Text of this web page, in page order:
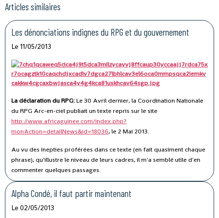
Articles similaires
Les dénonciations indignes du RPG et du gouvernement
Le 11/05/2013
La déclaration du RPG:Le 30 Avril dernier, la Coordination Nationale
du RPG Arc-en-ciel publiait un texte repris sur le site
http://www.africaguinee.com/index.php?
monAction=detailNews&id=18036, le 2 Mai 2013.
Au vu des inepties proférées dans ce texte (en fait quasiment chaque
phrase), qu'illustre le niveau de leurs cadres, il m'a semblé utile d'en
commenter quelques passages.
Alpha Condé, il faut partir maintenant
Le 02/05/2013